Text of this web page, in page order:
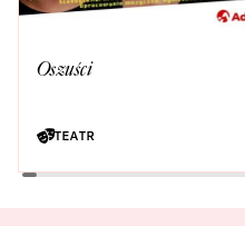
Oszuści
TEATR